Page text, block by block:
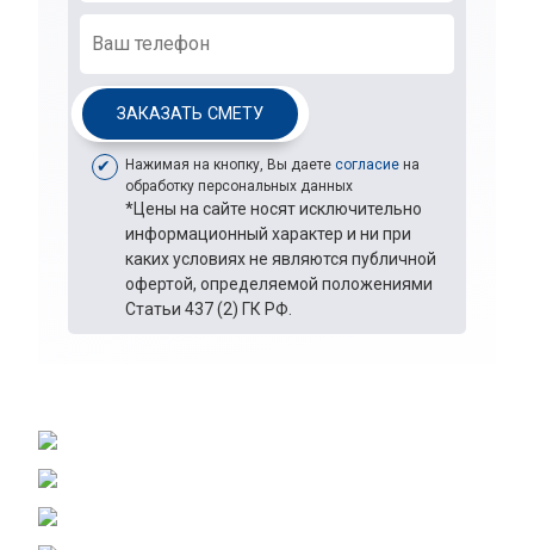
ЗАКАЗАТЬ СМЕТУ
Нажимая на кнопку, Вы даете согласие на
обработку персональных данных
*Цены на сайте носят исключительно
информационный характер и ни при
каких условиях не являются публичной
офертой, определяемой положениями
Статьи 437 (2) ГК РФ.